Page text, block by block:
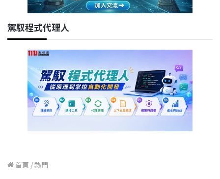
駕馭程式代理人